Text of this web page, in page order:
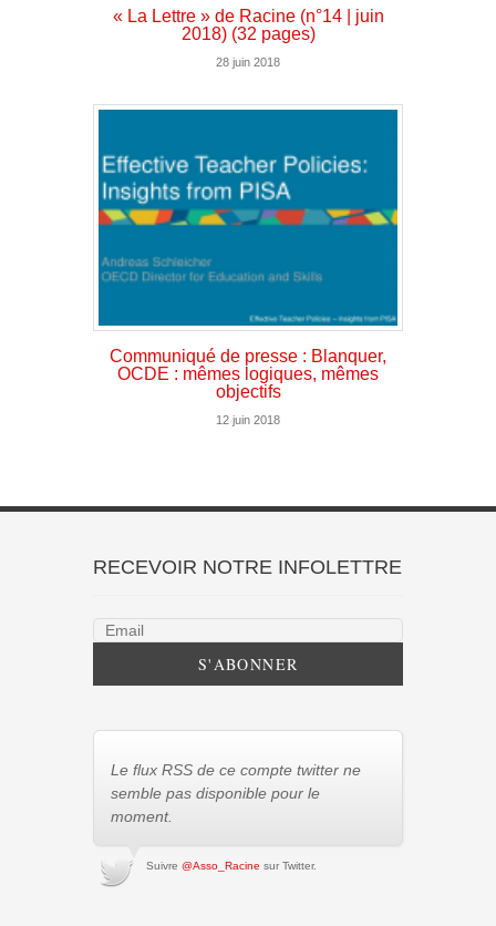
« La Lettre » de Racine (n°14 | juin
2018) (32 pages)
28 juin 2018
Communiqué de presse : Blanquer,
OCDE : mêmes logiques, mêmes
objectifs
12 juin 2018
RECEVOIR NOTRE INFOLETTRE
Le flux RSS de ce compte twitter ne
semble pas disponible pour le
moment.
Suivre @Asso_Racine sur Twitter.